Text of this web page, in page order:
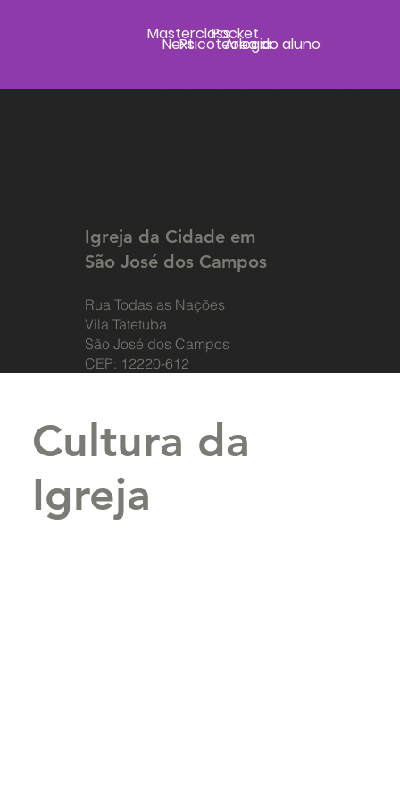
MasterclassPocket
Área do aluno
NextPsicoteologia
Cultura da
Igreja
Igreja da Cidade em
São José dos Campos
Rua Todas as Nações
Vila Tatetuba
São José dos Campos
CEP: 12220-612